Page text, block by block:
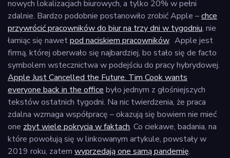
nowych lokalizacjach biurowych, a tylko 20% w pełni
zdalnie. Bardzo podobnie postanowiło zrobić Apple –chce
przywrócić pracowników do biur na trzy dni w tygodniu, nie
łamiąc się nawetpod naciskiem pracowników. Apple jest
firmą, której oberwało się najbardziej, bo stało się de facto
symbolem wstecznictwa w podejściu do pracy hybrydowej.
Apple Just Cancelled the Future. Tim Cook wants
everyone back in the office było jednym z głośniejszych
tekstów ostatnich tygodni. Na nic twierdzenia, że praca
zdalna wzmaga współpracę – okazują się bowiem nie mieć
one zbyt wiele pokrycia w faktach. Co ciekawe, badania, na
które powołują się w linkowanym artykule, powstały w
2019 roku, zatem wyprzedają one samą pandemię.